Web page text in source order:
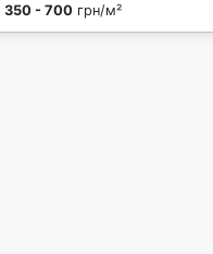
350 - 700 грн/м²